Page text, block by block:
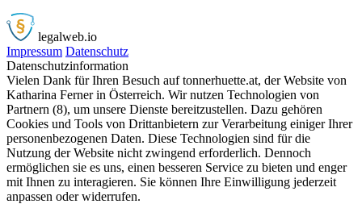
legalweb.io
Impressum Datenschutz
Datenschutzinformation
Vielen Dank für Ihren Besuch auf tonnerhuette.at, der Website von
Katharina Ferner in Österreich. Wir nutzen Technologien von
Partnern (8), um unsere Dienste bereitzustellen. Dazu gehören
Cookies und Tools von Drittanbietern zur Verarbeitung einiger Ihrer
personenbezogenen Daten. Diese Technologien sind für die
Nutzung der Website nicht zwingend erforderlich. Dennoch
ermöglichen sie es uns, einen besseren Service zu bieten und enger
mit Ihnen zu interagieren. Sie können Ihre Einwilligung jederzeit
anpassen oder widerrufen.